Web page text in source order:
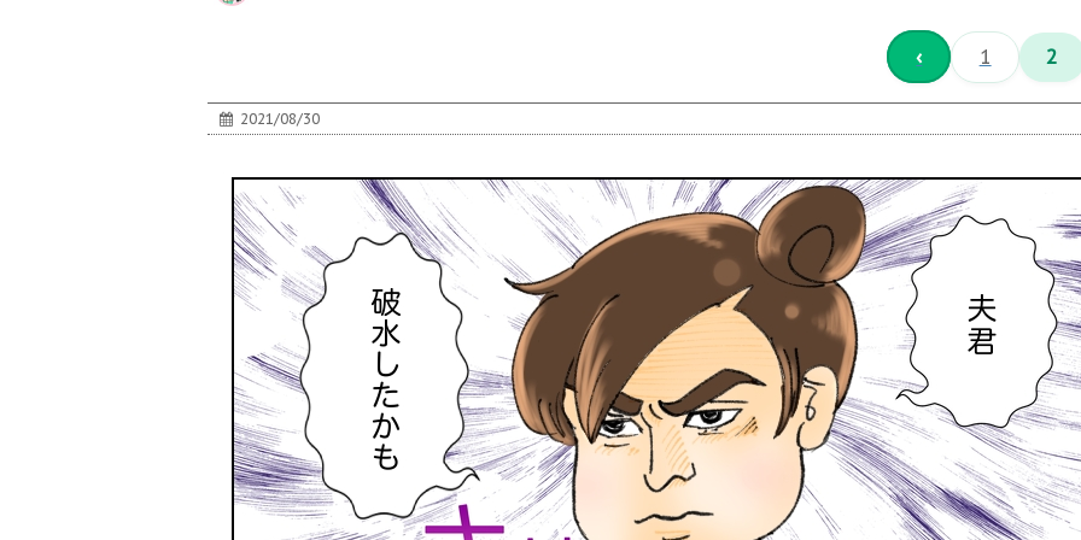
‹ 1 2
2021/08/30